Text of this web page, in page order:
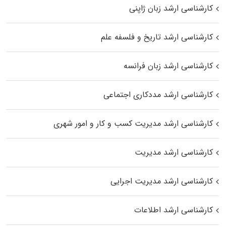
کارشناسی ارشد زبان ژاپنی
کارشناسی ارشد تاریخ و فلسفه علم
کارشناسی ارشد زبان فرانسه
کارشناسی ارشد مددکاری اجتماعی
کارشناسی ارشد مدیریت کسب و کار و امور شهری
کارشناسی ارشد مدیریت
کارشناسی ارشد مدیریت اجرایی
کارشناسی ارشد اطلاعات